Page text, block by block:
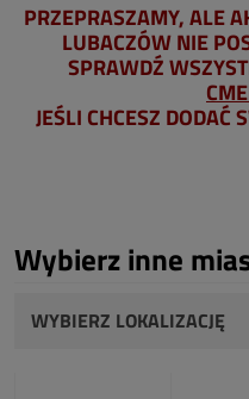
PRZEPRASZAMY, ALE
LUBACZÓW NIE
SPRAWDŹ
JEŚLI CHCESZ DODAĆ
Wybierz inne
WYBIERZ LOKALIZACJĘ